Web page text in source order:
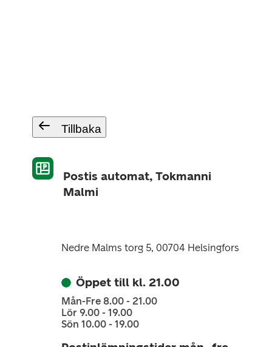
Tillbaka
Postis automat, Tokmanni
Malmi
Nedre Malms torg 5, 00704 Helsingfors
Öppet till kl. 21.00
Mån-Fre 8.00 - 21.00
Lör 9.00 - 19.00
Sön 10.00 - 19.00